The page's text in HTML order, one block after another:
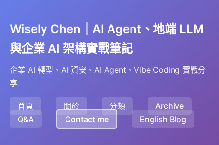
Wisely Chen｜AI Agent、地端 LLM
與企業 AI 架構實戰筆記
企業 AI 轉型、AI 資安、AI Agent、Vibe Coding 實戰分
享
首頁 關於 分類
Archive
Q&A
Contact me English Blog